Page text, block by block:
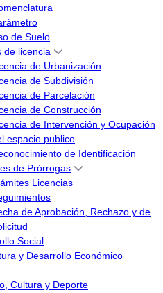
de Suelo
de licencia
de Urbanización
de Subdivisión
de Parcelación
de Construcción
de Intervención y Ocupación
espacio publico
de Identificación
de Prórrogas
Licencias
de Aprobación, Rechazo y de
Social
y Desarrollo Económico
Cultura y Deporte